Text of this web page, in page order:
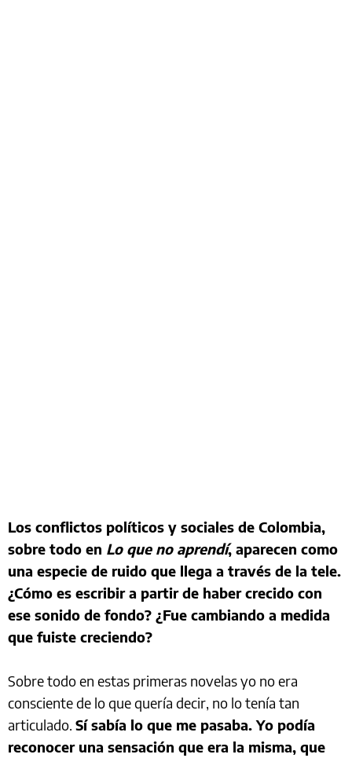
Los conflictos políticos y sociales de Colombia,
sobre todo en Lo que no aprendí, aparecen como
una especie de ruido que llega a través de la tele.
¿Cómo es escribir a partir de haber crecido con
ese sonido de fondo? ¿Fue cambiando a medida
que fuiste creciendo?
Sobre todo en estas primeras novelas yo no era
consciente de lo que quería decir, no lo tenía tan
articulado. Sí sabía lo que me pasaba. Yo podía
reconocer una sensación que era la misma, que